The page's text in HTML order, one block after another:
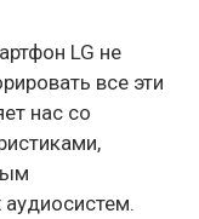
LG не
все эти
нас со